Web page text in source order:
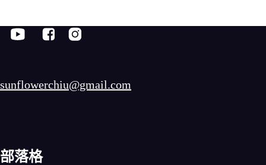
sunflowerchiu@gmail.com
部落格